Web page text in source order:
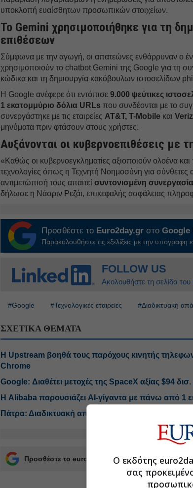
υποκλοπή ευαίσθητων προσωπικών στοιχείων.
Το Gemini χρησιμοποιήθηκε για τη
επιθέσεων
Σύμφωνα με την αγωγή, οι απατεώνες ενθάρρυναν ο
χρησιμοποιούν το chatbot Gemini της Google για τη
κώδικα και τη δημιουργία κακόβουλων ιστοσελίδων
Η Google ανέφερε ότι εντόπισε9.000 ψεύτικες
1 εκατομμύριο δόλια URLs που συνδέονται με το
συνεργάστηκε με τις εταιρείες AT&T, T-Mobile και
μηνύματα πριν φτάσουν στους χρήστες.
Αυξάνονται οι κυβερνοεπιθέσεις με
«Καθώς οι κυβερνοεγκληματίες αξιοποιούν ολοένα
τεχνολογίες όπως η Τεχνητή Νοημοσύνη για
αντιμετώπισή τους απαιτείσυντονισμένη συνεργασία
δήλωσε η Νάσριν Ρεζάι, επικεφαλής ασφάλειας
Προσθέστε το Euro2day.gr στοGoogle
Παρακολουθήστε τις εξελίξεις με την
FOLLOW US
Ακολουθήστε τη σελίδα του
#Google #Τεχνολογικές εταιρείες #Διαδικτυακή
ΣΧΕΤΙΚΑ ΘΕΜΑΤΑ
Η Upstream βοηθά τους παρόχους κινητής
Chrome
Google: Διαθέτει μετοχές της SpaceX αξίας $94
Η Alibaba παρουσιάζει AI-γίγαντα με πάνω από 1
Πάτρα: Διαδικτυακή απάτη με θύμα 44χρονη
Προσθέστε το euro2day.gr στο Discover
Ο εκδότης
σας